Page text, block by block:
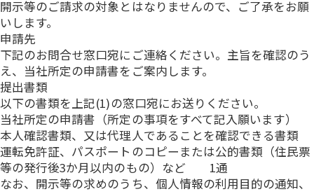
開示等のご請求の対象とはなりませんので、ご了承をお願
いします。
申請先
下記のお問合せ窓口宛にご連絡ください。主旨を確認のう
え、当社所定の申請書をご案内します。
提出書類
以下の書類を上記(1)の窓口宛にお送りください。
当社所定の申請書（所定の事項をすべて記入願います）
本人確認書類、又は代理人であることを確認できる書類
運転免許証、パスポートのコピーまたは公的書類（住民票
等の発行後3か月以内のもの）など 1通
なお、開示等の求めのうち、個人情報の利用目的の通知、